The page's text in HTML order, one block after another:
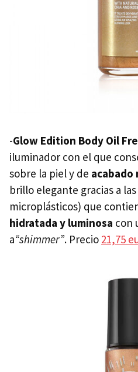
-Glow Edition Body Oil
iluminador con el que
sobre la piel y de acabado
brillo elegante gracias a
microplásticos) que
hidratada y luminosa con
a“shimmer”. Precio 21,75